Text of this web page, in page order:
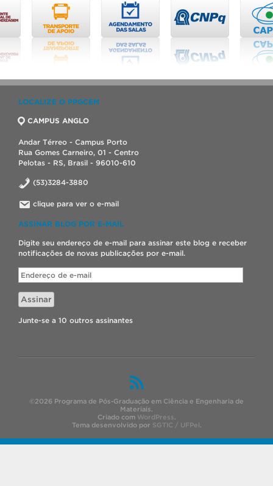
LOCALIZE O PPGCEM
CAMPUS ANGLO
Andar Térreo - Campus Porto
Rua Gomes Carneiro, 01 - Centro
Pelotas - RS, Brasil - 96010-610
(53)3284-3880
clique para ver o e-mail
ASSINAR BLOG POR E-MAIL
Digite seu endereço de e-mail para assinar este blog e receber
notificações de novas publicações por e-mail.
Endereço
de
e-
mail
Assinar
Junte-se a 10 outros assinantes
©2026 Programa de Pós-Graduação em Ciência e Engenharia de
Materiais.
Criado com WordPress.
Tema desenvolvido por SGTIC / UFPel.